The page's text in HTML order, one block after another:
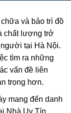
và bảo trì đồ
chất lượng trở
tại Hà Nội.
tìm ra những
vấn đề liên
trọng hơn.
mang đến danh
Nhà Uy Tín